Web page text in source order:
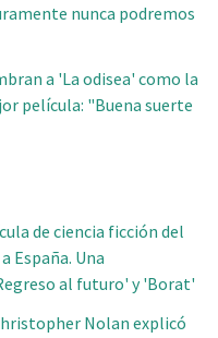
nunca podremos
a 'La odisea' como la
película: "Buena suerte
de ciencia ficción del
España. Una
al futuro' y 'Borat'
Nolan explicó